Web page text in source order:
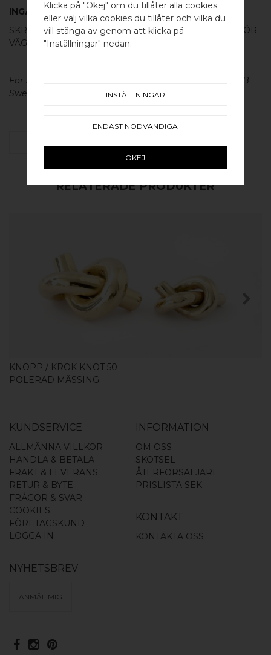
Välj land / Choose country
INGÅR
SKRUV FÖR LUCKA: M4 X 25MM - 1 ST / SKRUVSTIFT FÖR
VÄGG: M4 X 40MM - 1 ST
För skötsel av våra produkter läs mer
. Design by BB
Sweden Hardware
RELATERADE PRODUKTER
KÖP
KNOPP / KROK KNOT 50
POLERAD MÄSSING
KUNDSERVICE
ALLMÄNNA VILLKOR
HANDLA & BETALA
FRAKT & LEVERANS
RETUR & BYTE
FRÅGOR & SVAR
COOKIES
FÖRETAGSKUND
LOGGA IN
INFORMATION
OM OSS
SKÖTSEL
ÅTERFÖRSÄLJARE
PRISLISTA SEK
KONTAKT
KONTAKTA OSS
NYHETSBREV
ANMÄL MIG
Klicka på "Okej" om du tillåter alla cookies
eller välj vilka cookies du tillåter och vilka du
vill stänga av genom att klicka på
"Inställningar" nedan.
INSTÄLLNINGAR
ENDAST NÖDVÄNDIGA
OKEJ